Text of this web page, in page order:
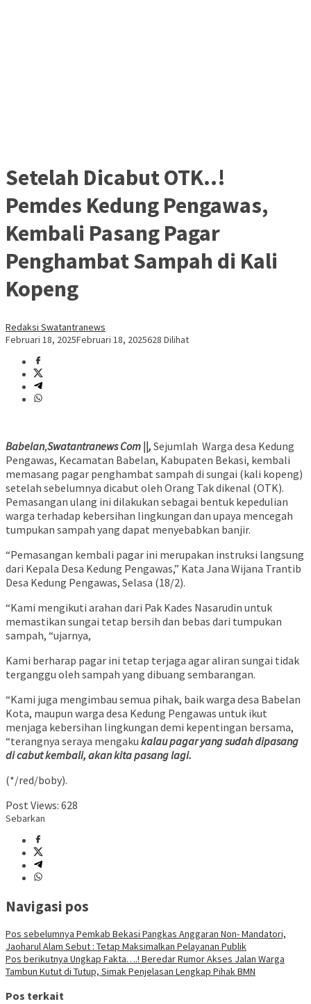
Setelah Dicabut OTK..!
Pemdes Kedung Pengawas,
Kembali Pasang Pagar
Penghambat Sampah di Kali
Kopeng
Redaksi Swatantranews
Februari 18, 2025Februari 18, 2025628 Dilihat
Babelan,Swatantranews Com ||, Sejumlah Warga desa Kedung
Pengawas, Kecamatan Babelan, Kabupaten Bekasi, kembali
memasang pagar penghambat sampah di sungai (kali kopeng)
setelah sebelumnya dicabut oleh Orang Tak dikenal (OTK).
Pemasangan ulang ini dilakukan sebagai bentuk kepedulian
warga terhadap kebersihan lingkungan dan upaya mencegah
tumpukan sampah yang dapat menyebabkan banjir.
“Pemasangan kembali pagar ini merupakan instruksi langsung
dari Kepala Desa Kedung Pengawas,” Kata Jana Wijana Trantib
Desa Kedung Pengawas, Selasa (18/2).
“Kami mengikuti arahan dari Pak Kades Nasarudin untuk
memastikan sungai tetap bersih dan bebas dari tumpukan
sampah, “ujarnya,
Kami berharap pagar ini tetap terjaga agar aliran sungai tidak
terganggu oleh sampah yang dibuang sembarangan.
“Kami juga mengimbau semua pihak, baik warga desa Babelan
Kota, maupun warga desa Kedung Pengawas untuk ikut
menjaga kebersihan lingkungan demi kepentingan bersama,
“terangnya seraya mengaku kalau pagar yang sudah dipasang
di cabut kembali, akan kita pasang lagi.
(*/red/boby).
Post Views: 628
Sebarkan
Navigasi pos
Pos sebelumnya Pemkab Bekasi Pangkas Anggaran Non- Mandatori,
Jaoharul Alam Sebut : Tetap Maksimalkan Pelayanan Publik
Pos berikutnya Ungkap Fakta….! Beredar Rumor Akses Jalan Warga
Tambun Kutut di Tutup, Simak Penjelasan Lengkap Pihak BMN
Pos terkait